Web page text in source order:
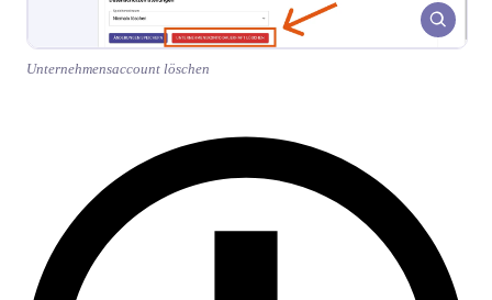
Unternehmensaccount löschen